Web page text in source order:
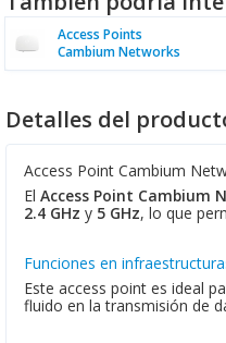
Access Points
Cambium Networks
Detalles del
Access Point Cambium
El Access Point Cambium
2.4 GHz y 5 GHz, lo que
Funciones en
Este access point es ideal
fluido en la transmisión de